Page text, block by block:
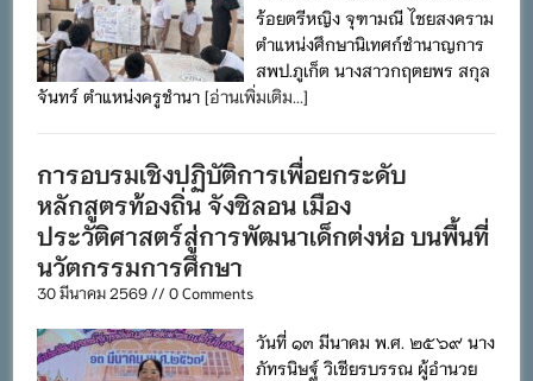
ร้อยตรีหญิง จุฑามณี ไชยสงคราม
ตำแหน่งศึกษานิเทศก์ชำนาญการ
สพป.ภูเก็ต นางสาวกฤตยพร สกุล
จันทร์ ตำแหน่งครูชำนา[อ่านเพิ่มเติม...]
การอบรมเชิงปฏิบัติการเพื่อยกระดับ
หลักสูตรท้องถิ่น จังซิลอน เมือง
ประวัติศาสตร์สู่การพัฒนาเด็กต่งห่อ บนพื้นที่
นวัตกรรมการศึกษา
30 มีนาคม 2569 // 0 Comments
วันที่ ๑๓ มีนาคม พ.ศ. ๒๕๖๙ นาง
ภัทรนิษฐ์ วิเชียรบรรณ ผู้อำนวย